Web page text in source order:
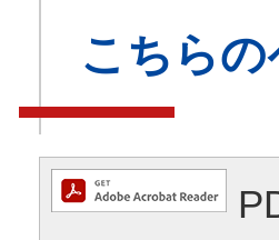
こちら